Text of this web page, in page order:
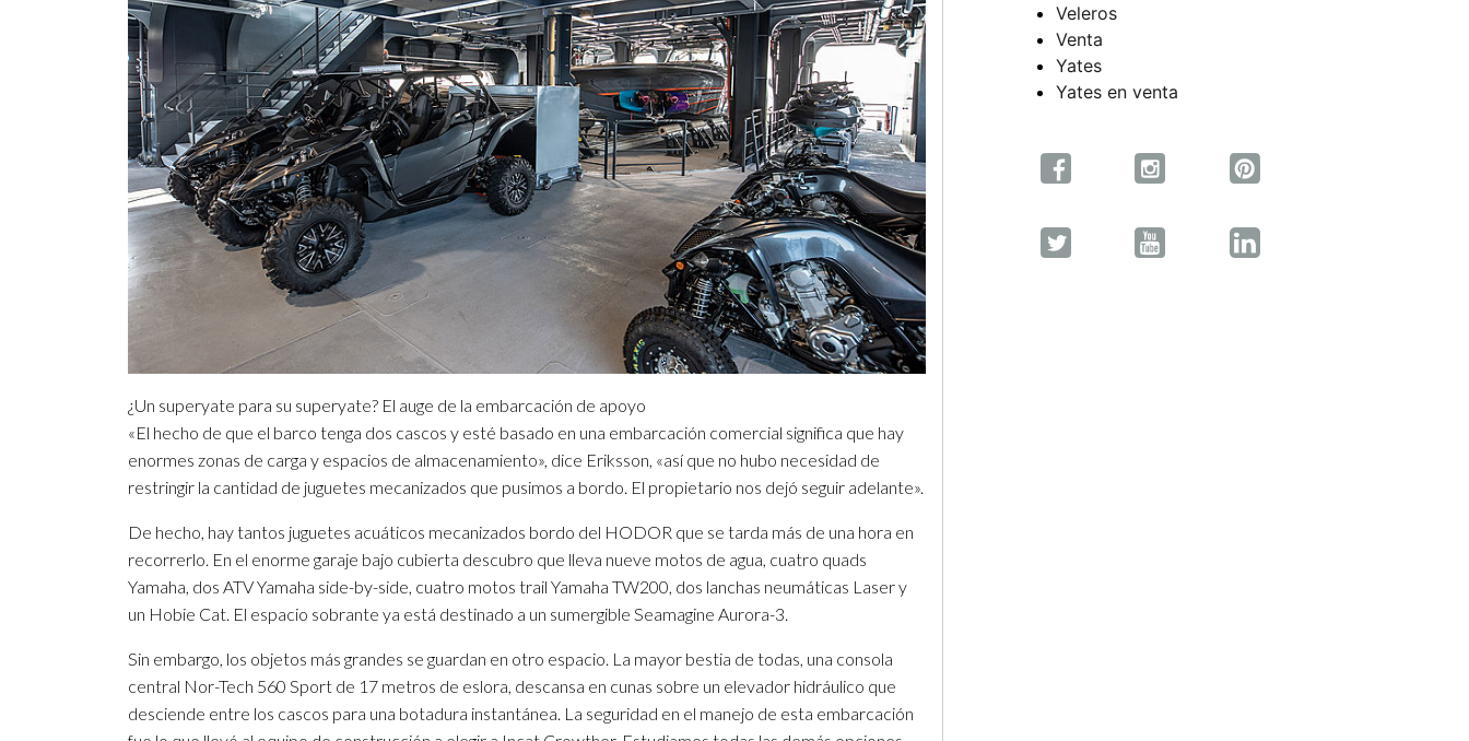
¿Un superyate para su superyate? El auge de la embarcación de apoyo
«El hecho de que el barco tenga dos cascos y esté basado en una embarcación comercial significa que hay
enormes zonas de carga y espacios de almacenamiento», dice Eriksson, «así que no hubo necesidad de
restringir la cantidad de juguetes mecanizados que pusimos a bordo. El propietario nos dejó seguir adelante».
De hecho, hay tantos juguetes acuáticos mecanizados bordo del HODOR que se tarda más de una hora en
recorrerlo. En el enorme garaje bajo cubierta descubro que lleva nueve motos de agua, cuatro quads
Yamaha, dos ATV Yamaha side-by-side, cuatro motos trail Yamaha TW200, dos lanchas neumáticas Laser y
un Hobie Cat. El espacio sobrante ya está destinado a un sumergible Seamagine Aurora-3.
Sin embargo, los objetos más grandes se guardan en otro espacio. La mayor bestia de todas, una consola
central Nor-Tech 560 Sport de 17 metros de eslora, descansa en cunas sobre un elevador hidráulico que
desciende entre los cascos para una botadura instantánea. La seguridad en el manejo de esta embarcación
Veleros
Venta
Yates
Yates en venta